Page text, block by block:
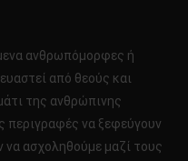
ανθρωπόμορφες ή
από θεούς και
της ανθρώπινης
περιγραφές να ξεφεύγουν
να ασχοληθούμε μαζί τους